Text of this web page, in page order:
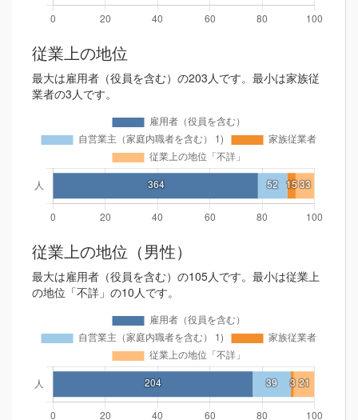
従業上の地位
最大は雇用者（役員を含む）の203人です。最小は家族従
業者の3人です。
従業上の地位（男性）
最大は雇用者（役員を含む）の105人です。最小は従業上
の地位「不詳」の10人です。